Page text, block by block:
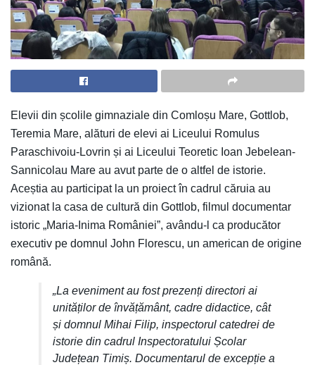
Elevii din școlile gimnaziale din Comloșu Mare, Gottlob,
Teremia Mare, alături de elevi ai Liceului Romulus
Paraschivoiu-Lovrin și ai Liceului Teoretic Ioan Jebelean-
Sannicolau Mare au avut parte de o altfel de istorie.
Aceștia au participat la un proiect în cadrul căruia au
vizionat la casa de cultură din Gottlob, filmul documentar
istoric „Maria-Inima României”, avându-l ca producător
executiv pe domnul John Florescu, un american de origine
română.
„La eveniment au fost prezenți directori ai
unităților de învățământ, cadre didactice, cât
și domnul Mihai Filip, inspectorul catedrei de
istorie din cadrul Inspectoratului Școlar
Județean Timiș. Documentarul de excepție a